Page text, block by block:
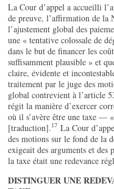
La Cour d’appel a accueilli
de preuve, l’affirmation de la
l’ajustement global des
une « tentative colossale de
dans le but de financer les
suffisamment plausible » et
claire, évidente et
traitement par le juge des
global contrevient à l’article
régit la manière d’exercer
où il s’avère être une taxe —
[traduction].17 La Cour
des motions sur le fond de la
exigeait des arguments et des
la taxe était une redevance
DISTINGUER UNE